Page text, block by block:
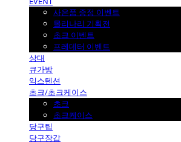
사은품 증정 이벤트
몰리나리 기획전
초크 이벤트
프레데터 이벤트
상대
큐가방
익스텐션
초크/초크케이스
초크
초크케이스
당구팁
당구장갑